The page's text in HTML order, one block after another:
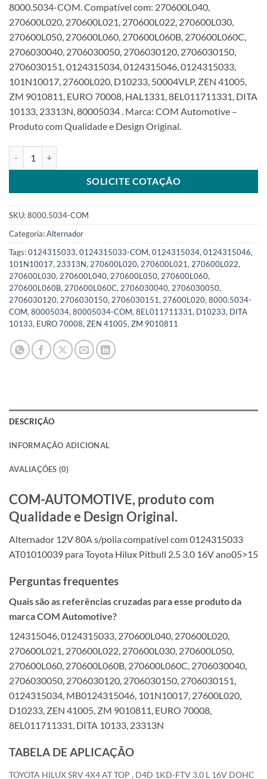
8000.5034-COM. Compatível com: 270600L040,
270600L020, 270600L021, 270600L022, 270600L030,
270600L050, 270600L060, 270600L060B, 270600L060C,
2706030040, 2706030050, 2706030120, 2706030150,
2706030151, 0124315034, 0124315046, 0124315033,
101N10017, 27600L020, D10233, 50004VLP, ZEN 41005,
ZM 9010811, EURO 70008, HAL1331, 8EL011711331, DITA
10133, 23313N, 80005034 . Marca: COM Automotive –
Produto com Qualidade e Design Original.
SOLICITE COTAÇÃO
SKU:8000.5034-COM
Categoria:Alternador
Tags:0124315033, 0124315033-COM, 0124315034, 0124315046,
101N10017, 23313N, 270600L020, 270600L021, 270600L022,
270600L030, 270600L040, 270600L050, 270600L060,
270600L060B, 270600L060C, 2706030040, 2706030050,
2706030120, 2706030150, 2706030151, 27600L020, 8000.5034-
COM, 80005034, 80005034-COM, 8EL011711331, D10233, DITA
10133, EURO 70008, ZEN 41005, ZM 9010811
DESCRIÇÃO
INFORMAÇÃO ADICIONAL
AVALIAÇÕES (0)
COM-AUTOMOTIVE, produto com
Qualidade e Design Original.
Alternador 12V 80A s/polia compatível com 0124315033
AT01010039 para Toyota Hilux Pitbull 2.5 3.0 16V ano05>15
Perguntas frequentes
Quais são as referências cruzadas para esse produto da
marca COM Automotive?
124315046, 0124315033, 270600L040, 270600L020,
270600L021, 270600L022, 270600L030, 270600L050,
270600L060, 270600L060B, 270600L060C, 2706030040,
2706030050, 2706030120, 2706030150, 2706030151,
0124315034, MB0124315046, 101N10017, 27600L020,
D10233, ZEN 41005, ZM 9010811, EURO 70008,
8EL011711331, DITA 10133, 23313N
TABELA DE APLICAÇÃO
TOYOTA HILUX SRV 4X4 AT TOP , D4D 1KD-FTV 3.0 L 16V DOHC